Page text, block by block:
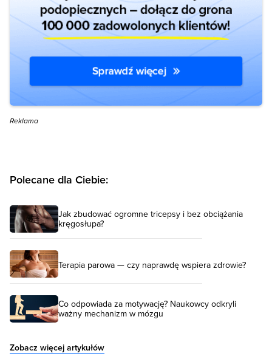
Reklama
Polecane dla Ciebie:
Jak zbudować ogromne tricepsy i bez obciążania
kręgosłupa?
Terapia parowa — czy naprawdę wspiera zdrowie?
Co odpowiada za motywację? Naukowcy odkryli
ważny mechanizm w mózgu
Zobacz więcej artykułów